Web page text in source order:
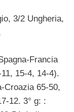
3/2 Ungheria,
Francia
15-4, 14-4).
Croazia 65-50,
12. 3° g: :